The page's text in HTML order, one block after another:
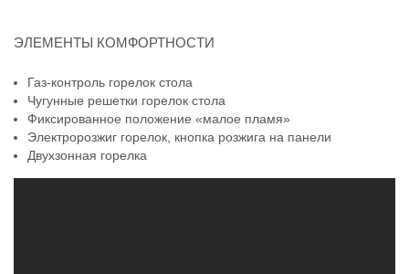
ЭЛЕМЕНТЫ КОМФОРТНОСТИ
Газ-контроль горелок стола
Чугунные решетки горелок стола
Фиксированное положение «малое пламя»
Электророзжиг горелок, кнопка розжига на панели
Двухзонная горелка